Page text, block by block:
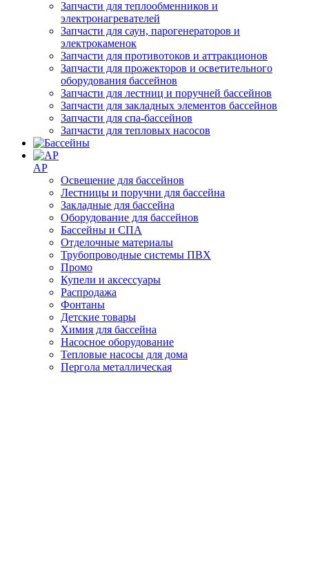
Запчасти для теплообменников и
электронагревателей
Запчасти для саун, парогенераторов и
электрокаменок
Запчасти для противотоков и аттракционов
Запчасти для прожекторов и осветительного
оборудования бассейнов
Запчасти для лестниц и поручней бассейнов
Запчасти для закладных элементов бассейнов
Запчасти для спа-бассейнов
Запчасти для тепловых насосов
AP
Освещение для бассейнов
Лестницы и поручни для бассейна
Закладные для бассейна
Оборудование для бассейнов
Бассейны и СПА
Отделочные материалы
Трубопроводные системы ПВХ
Промо
Купели и аксессуары
Распродажа
Фонтаны
Детские товары
Химия для бассейна
Насосное оборудование
Тепловые насосы для дома
Пергола металлическая